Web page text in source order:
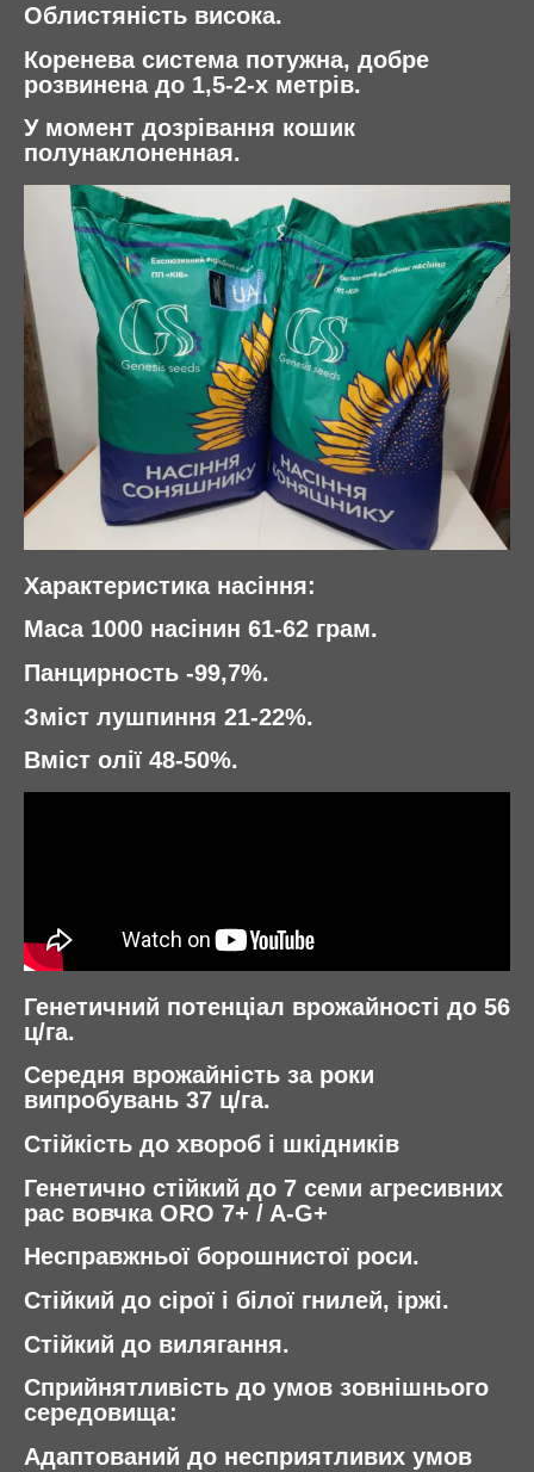
Облистяність висока.
Коренева система потужна, добре
розвинена до 1,5-2-х метрів.
У момент дозрівання кошик
полунаклоненная.
Характеристика насіння:
Маса 1000 насінин 61-62 грам.
Панцирность -99,7%.
Зміст лушпиння 21-22%.
Вміст олії 48-50%.
Генетичний потенціал врожайності до 56
ц/га.
Середня врожайність за роки
випробувань 37 ц/га.
Стійкість до хвороб і шкідників
Генетично стійкий до 7 семи агресивних
рас вовчка ORO 7+ / A-G+
Несправжньої борошнистої роси.
Стійкий до сірої і білої гнилей, іржі.
Стійкий до вилягання.
Сприйнятливість до умов зовнішнього
середовища:
Адаптований до несприятливих умов